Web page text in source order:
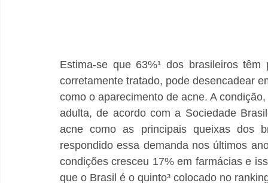
Estima-se que 63%¹ dos brasileiros
corretamente tratado, pode desencadear
como o aparecimento de acne. A
adulta, de acordo com a Sociedade
acne como as principais queixas dos
respondido essa demanda nos últimos
condições cresceu 17% em farmácias e
que o Brasil é o quinto³ colocado no